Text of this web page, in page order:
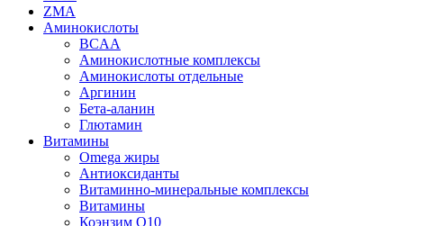
ZMA
Аминокислоты
BCAA
Аминокислотные комплексы
Аминокислоты отдельные
Аргинин
Бета-аланин
Глютамин
Витамины
Omega жиры
Антиоксиданты
Витаминно-минеральные комплексы
Витамины
Коэнзим Q10